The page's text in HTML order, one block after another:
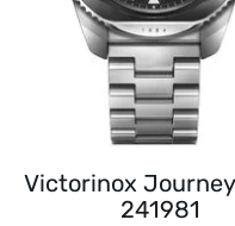
Victorinox
241981